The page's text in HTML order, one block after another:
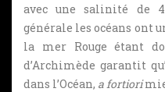
avec une salinité de
générale les océans ont
la mer Rouge étant
d’Archimède garantit
dans l’Océan, a fortiori